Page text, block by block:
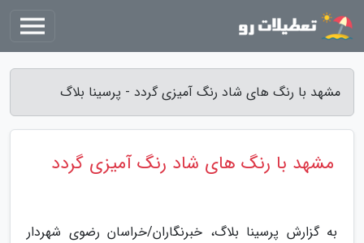
مشهد با رنگ های شاد رنگ آمیزی گردد - پرسینا بلاگ
مشهد با رنگ های شاد رنگ آمیزی گردد
به گزارش پرسینا بلاگ، خبرنگاران/خراسان رضوی شهردار